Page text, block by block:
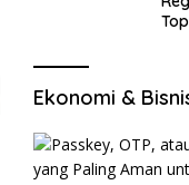
Ekonomi &